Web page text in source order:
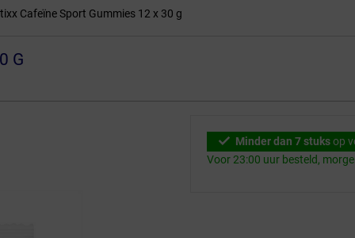
Cafeïne Sport Gummies 12 x 30 g
G
Minder dan 7 stuksop
Voor 23:00 uur besteld,